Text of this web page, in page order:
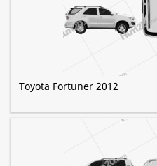
Toyota Fortuner 2012